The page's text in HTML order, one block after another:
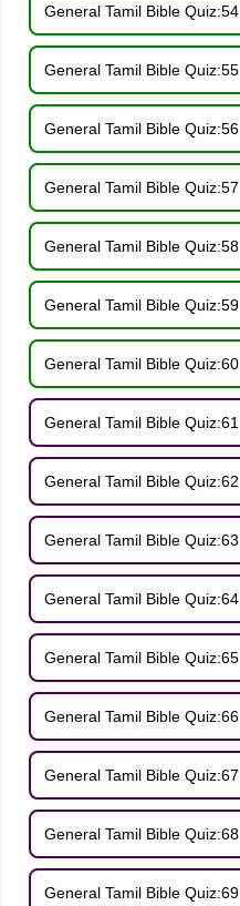
General Tamil Bible Quiz:54
General Tamil Bible Quiz:55
General Tamil Bible Quiz:56
General Tamil Bible Quiz:57
General Tamil Bible Quiz:58
General Tamil Bible Quiz:59
General Tamil Bible Quiz:60
General Tamil Bible Quiz:61
General Tamil Bible Quiz:62
General Tamil Bible Quiz:63
General Tamil Bible Quiz:64
General Tamil Bible Quiz:65
General Tamil Bible Quiz:66
General Tamil Bible Quiz:67
General Tamil Bible Quiz:68
General Tamil Bible Quiz:69